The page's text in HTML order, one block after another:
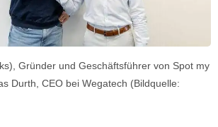
Gründer und Geschäftsführer von Spot my
Durth, CEO bei Wegatech (Bildquelle: